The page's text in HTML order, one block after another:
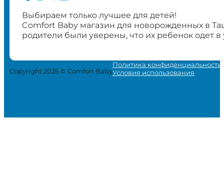
Выбираем только лучшее для детей!
Comfort Baby магазин для новорожденных в
родители были уверены, что их ребенок одет
Copyright 2026 © Comfort Baby
Политика конфиденциальности
Условия использования